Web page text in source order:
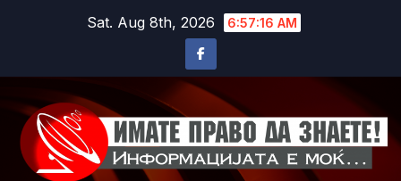
Sat. Aug 8th, 2026 6:57:19 AM